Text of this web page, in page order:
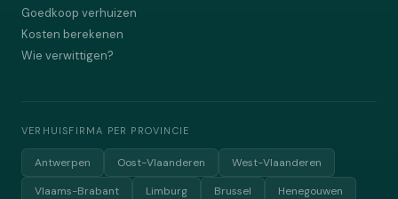
Goedkoop verhuizen
Kosten berekenen
Wie verwittigen?
VERHUISFIRMA PER PROVINCIE
Antwerpen Oost-Vlaanderen
West-Vlaanderen
Vlaams-Brabant
Limburg Brussel
Henegouwen